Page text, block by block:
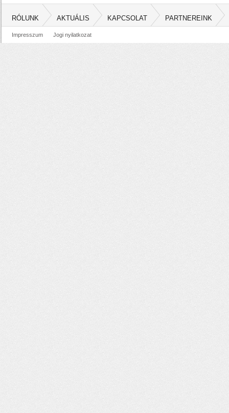
RÓLUNK AKTUÁLIS KAPCSOLAT PARTNEREINK
Impresszum Jogi nyilatkozat